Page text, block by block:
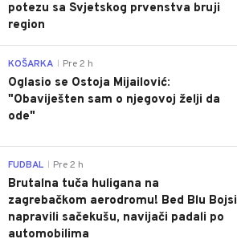
potezu sa Svjetskog prvenstva bruji
region
KOŠARKA Pre 2 h
Oglasio se Ostoja Mijailović:
"Obaviješten sam o njegovoj želji da
ode"
FUDBAL Pre 2 h
Brutalna tuča huligana na
zagrebačkom aerodromu! Bed Blu Bojsi
napravili sačekušu, navijači padali po
automobilima